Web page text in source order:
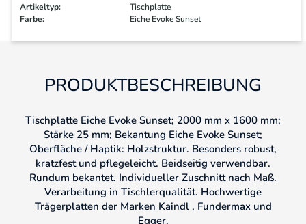
Artikeltyp:
Tischplatte
Farbe:
Eiche Evoke Sunset
PRODUKTBESCHREIBUNG
Tischplatte Eiche Evoke Sunset; 2000 mm x 1600 mm;
Stärke 25 mm; Bekantung Eiche Evoke Sunset;
Oberfläche / Haptik: Holzstruktur. Besonders robust,
kratzfest und pflegeleicht. Beidseitig verwendbar.
Rundum bekantet. Individueller Zuschnitt nach Maß.
Verarbeitung in Tischlerqualität. Hochwertige
Trägerplatten der Marken Kaindl , Fundermax und
Egger.